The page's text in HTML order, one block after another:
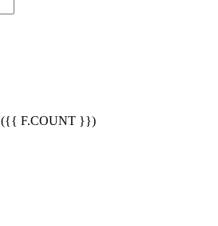
({{ F.COUNT }})